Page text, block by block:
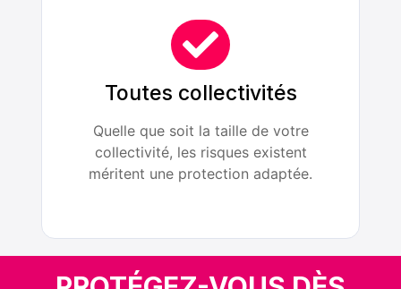
Toutes collectivités
Quelle que soit la taille de votre
collectivité, les risques existent
méritent une protection adaptée.